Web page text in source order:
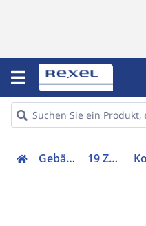
Gebäudetechnik 19 Zoll Zubehör